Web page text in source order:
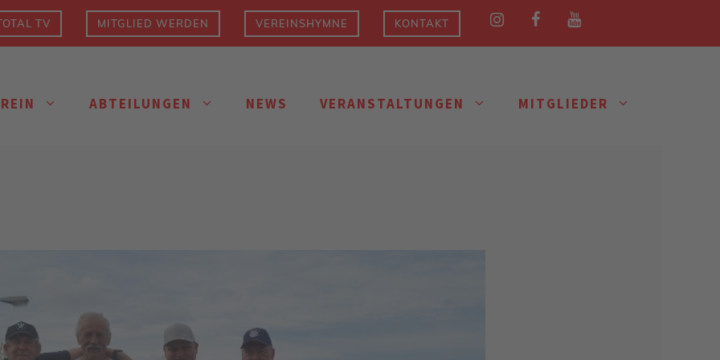
TV MITGLIED WERDEN VEREINSHYMNE KONTAKT
ABTEILUNGEN NEWS VERANSTALTUNGEN MITGLIEDER